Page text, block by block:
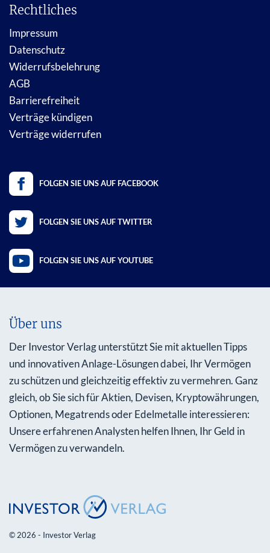
Rechtliches
Impressum
Datenschutz
Widerrufsbelehrung
AGB
Barrierefreiheit
Verträge kündigen
Verträge widerrufen
FOLGEN SIE UNS AUF FACEBOOK
FOLGEN SIE UNS AUF TWITTER
FOLGEN SIE UNS AUF YOUTUBE
Über uns
Der Investor Verlag unterstützt Sie mit aktuellen Tipps
und innovativen Anlage-Lösungen dabei, Ihr Vermögen
zu schützen und gleichzeitig effektiv zu vermehren. Ganz
gleich, ob Sie sich für Aktien, Devisen, Kryptowährungen,
Optionen, Megatrends oder Edelmetalle interessieren:
Unsere erfahrenen Analysten helfen Ihnen, Ihr Geld in
Vermögen zu verwandeln.
© 2026 - Investor Verlag